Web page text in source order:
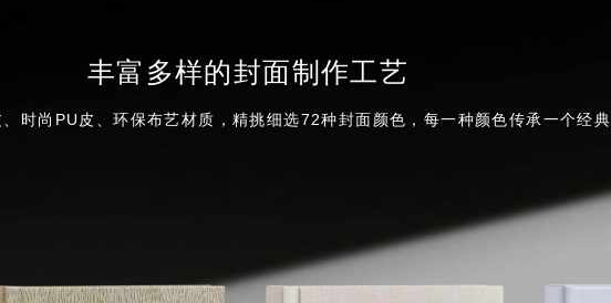
丰富多样的封面制作工艺
时尚PU皮、环保布艺材质，精挑细选72种封面颜色，每一种颜色传承一个经典